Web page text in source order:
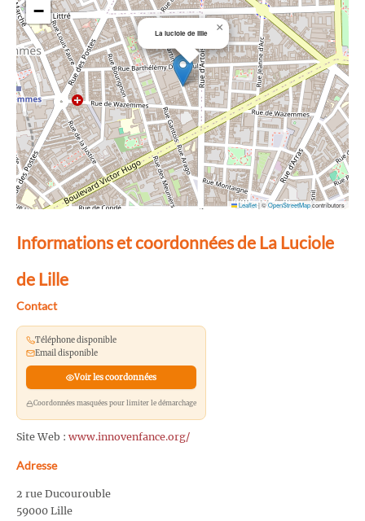
La luciole de lille ×
−
Leaflet|©OpenStreetMapcontributors
Informations et coordonnées de La Luciole
de Lille
Contact
Téléphone disponible
Email disponible
Voir les coordonnées
Coordonnées masquées pour limiter le démarchage
Site Web : www.innovenfance.org/
Adresse
2 rue Ducourouble
59000 Lille